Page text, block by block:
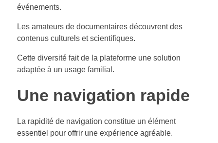
événements.
Les amateurs de documentaires découvrent des
contenus culturels et scientifiques.
Cette diversité fait de la plateforme une solution
adaptée à un usage familial.
Une navigation rapide
La rapidité de navigation constitue un élément
essentiel pour offrir une expérience agréable.